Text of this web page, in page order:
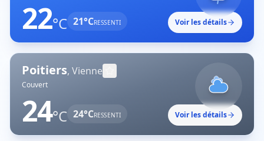
22°C 21°CRESSENTI Voir les détails
Poitiers, Vienne
Couvert
24°C 24°CRESSENTI Voir les détails